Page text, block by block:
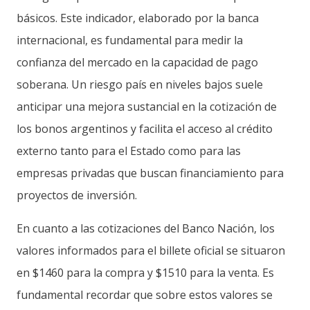
básicos. Este indicador, elaborado por la banca
internacional, es fundamental para medir la
confianza del mercado en la capacidad de pago
soberana. Un riesgo país en niveles bajos suele
anticipar una mejora sustancial en la cotización de
los bonos argentinos y facilita el acceso al crédito
externo tanto para el Estado como para las
empresas privadas que buscan financiamiento para
proyectos de inversión.
En cuanto a las cotizaciones del Banco Nación, los
valores informados para el billete oficial se situaron
en $1460 para la compra y $1510 para la venta. Es
fundamental recordar que sobre estos valores se